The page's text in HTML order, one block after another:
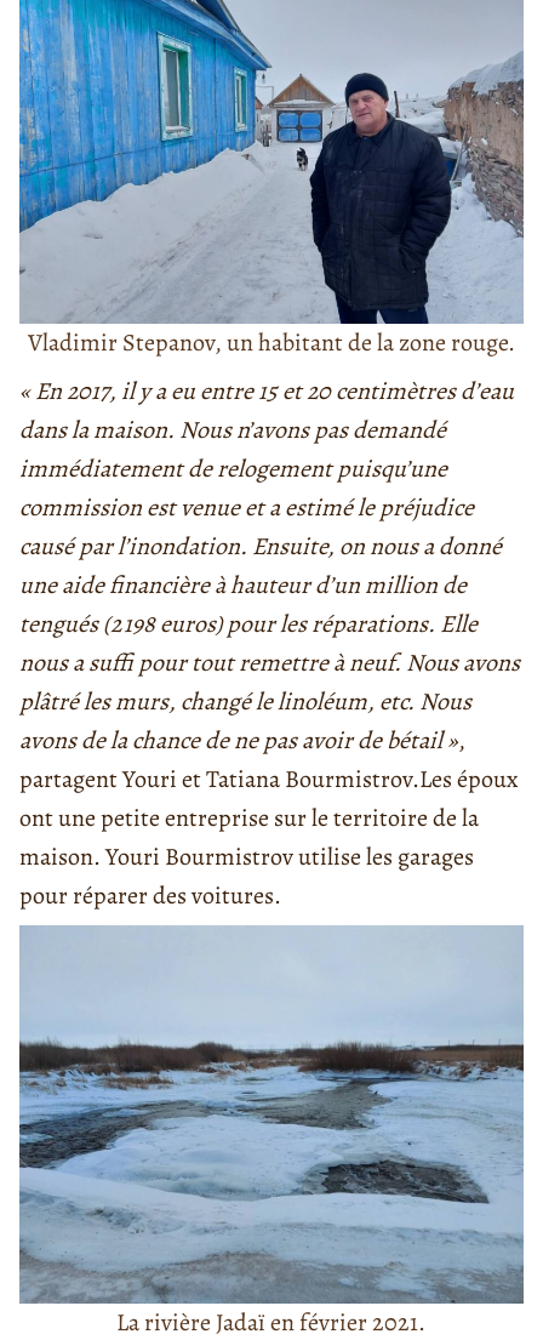
Vladimir Stepanov, un habitant de la zone rouge.
« En 2017, il y a eu entre 15 et 20 centimètres d’eau
dans la maison. Nous n’avons pas demandé
immédiatement de relogement puisqu’une
commission est venue et a estimé le préjudice
causé par l’inondation. Ensuite, on nous a donné
une aide financière à hauteur d’un million de
tengués (2 198 euros)pour les réparations. Elle
nous a suffi pour tout remettre à neuf. Nous avons
plâtré les murs, changé le linoléum, etc. Nous
avons de la chance de ne pas avoir de bétail »,
partagent Youri et Tatiana Bourmistrov.Les époux
ont une petite entreprise sur le territoire de la
maison. Youri Bourmistrov utilise les garages
pour réparer des voitures.
La rivière Jadaï en février 2021.